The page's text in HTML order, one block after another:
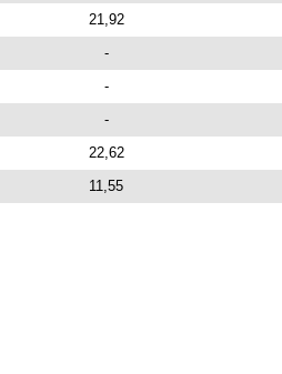
21,92
-
-
-
22,62
11,55